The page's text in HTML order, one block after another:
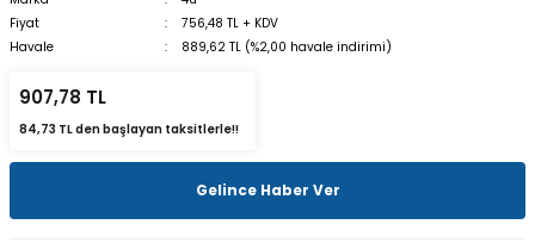
Fiyat
756,48 TL + KDV
Havale
889,62 TL (%2,00 havale indirimi)
907,78 TL
84,73 TL den başlayan taksitlerle!!
Gelince Haber Ver